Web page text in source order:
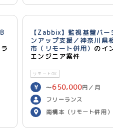
【Zabbix】監視基盤バー
ンアップ支援／神奈川県
市（リモート併用） のイ
エンジニア案件
リモートOK
〜650,000円／月
フリーランス
南橋本（リモート併用）